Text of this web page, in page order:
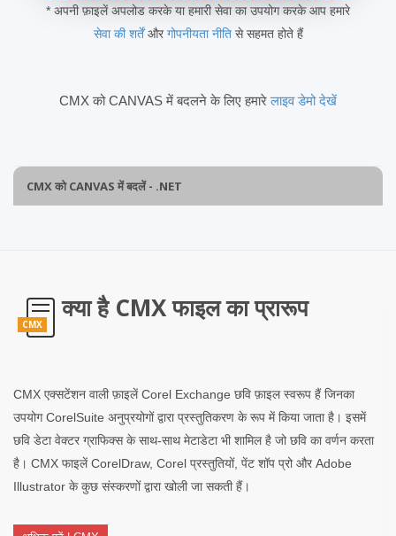
* अपनी फ़ाइलें अपलोड करके या हमारी सेवा का उपयोग करके आप हमारे
सेवा की शर्तेंऔरगोपनीयता नीतिसे सहमत होते हैं
CMX को CANVAS में बदलने के लिए हमारेलाइव डेमो देखें
CMX को CANVAS में बदलें - .NET
CMX
क्या है CMX फाइल का प्रारूप
CMX एक्सटेंशन वाली फ़ाइलें Corel Exchange छवि फ़ाइल स्वरूप हैं जिनका
उपयोग CorelSuite अनुप्रयोगों द्वारा प्रस्तुतिकरण के रूप में किया जाता है। इसमें
छवि डेटा वेक्टर ग्राफिक्स के साथ-साथ मेटाडेटा भी शामिल है जो छवि का वर्णन करता
है। CMX फाइलें CorelDraw, Corel प्रस्तुतियों, पेंट शॉप प्रो और Adobe
Illustrator के कुछ संस्करणों द्वारा खोली जा सकती हैं।